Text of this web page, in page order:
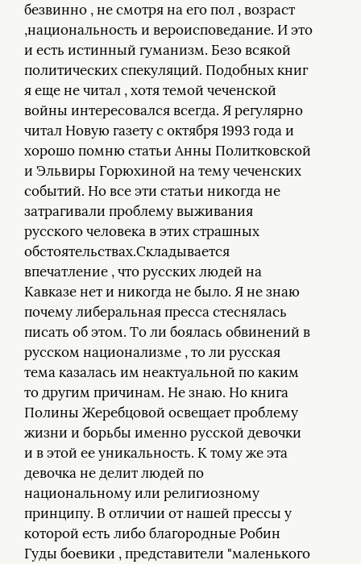
безвинно , не смотря на его пол , возраст
,национальность и вероисповедание. И это
и есть истинный гуманизм. Безо всякой
политических спекуляций. Подобных книг
я еще не читал , хотя темой чеченской
войны интересовался всегда. Я регулярно
читал Новую газету с октября 1993 года и
хорошо помню статьи Анны Политковской
и Эльвиры Горюхиной на тему чеченских
событий. Но все эти статьи никогда не
затрагивали проблему выживания
русского человека в этих страшных
обстоятельствах.Складывается
впечатление , что русских людей на
Кавказе нет и никогда не было. Я не знаю
почему либеральная пресса стеснялась
писать об этом. То ли боялась обвинений в
русском национализме , то ли русская
тема казалась им неактуальной по каким
то другим причинам. Не знаю. Но книга
Полины Жеребцовой освещает проблему
жизни и борьбы именно русской девочки
и в этой ее уникальность. К тому же эта
девочка не делит людей по
национальному или религиозному
принципу. В отличии от нашей прессы у
которой есть либо благородные Робин
Гуды боевики , представители "маленького